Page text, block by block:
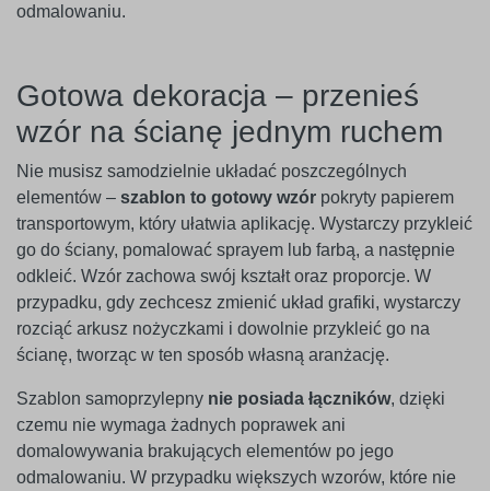
odmalowaniu.
Gotowa dekoracja – przenieś
wzór na ścianę jednym ruchem
Nie musisz samodzielnie układać poszczególnych
elementów – szablon to gotowy wzór pokryty papierem
transportowym, który ułatwia aplikację. Wystarczy przykleić
go do ściany, pomalować sprayem lub farbą, a następnie
odkleić. Wzór zachowa swój kształt oraz proporcje. W
przypadku, gdy zechcesz zmienić układ grafiki, wystarczy
rozciąć arkusz nożyczkami i dowolnie przykleić go na
ścianę, tworząc w ten sposób własną aranżację.
Szablon samoprzylepny nie posiada łączników, dzięki
czemu nie wymaga żadnych poprawek ani
domalowywania brakujących elementów po jego
odmalowaniu. W przypadku większych wzorów, które nie